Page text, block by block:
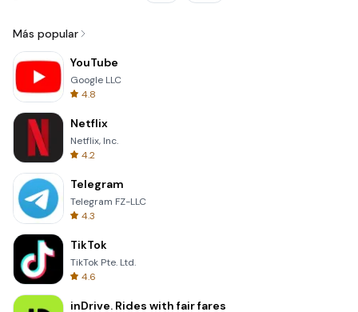
Más popular
YouTube
Google LLC
4.8
Netflix
Netflix, Inc.
4.2
Telegram
Telegram FZ-LLC
4.3
TikTok
TikTok Pte. Ltd.
4.6
inDrive. Rides with fair fares